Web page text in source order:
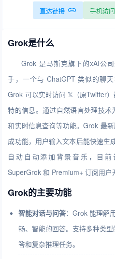
直达链接 手机访问
Grok是什么
Grok 是马斯克旗下的xAI公
手，一个与 ChatGPT 类似的聊
Grok 可以实时访问 𝕏（原Twitter
特的信息。通过自然语言处理技
和实时信息查询等功能。Grok 最
成功能，用户输入文本后能快速生
自动自动添加背景音乐，目
SuperGrok 和 Premium+ 订阅用户
Grok的主要功能
智能对话与问答：Grok 能理解
畅、智能的回答。支持多种类
答和复杂推理任务。